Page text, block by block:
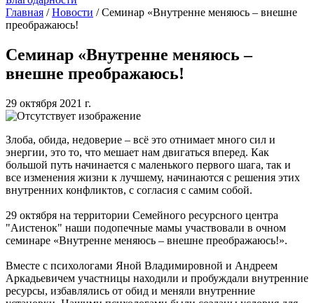
Главная /Новости /Семинар «Внутренне меняюсь – внешне
преображаюсь!
Семинар «Внутренне меняюсь –
внешне преображаюсь!
29 октября 2021 г.
Злоба, обида, недоверие – всё это отнимает много сил и
энергии, это то, что мешает нам двигаться вперед. Как
большой путь начинается с маленького первого шага, так и
все изменения жизни к лучшему, начинаются с решения этих
внутренних конфликтов, с согласия с самим собой.
29 октября на территории Семейного ресурсного центра
"Аистенок" наши подопечные мамы участвовали в очном
семинаре «Внутренне меняюсь – внешне преображаюсь!».
Вместе с психологами Яной Владимировной и Андреем
Аркадьевичем участницы находили и пробуждали внутренние
ресурсы, избавлялись от обид и меняли внутренние